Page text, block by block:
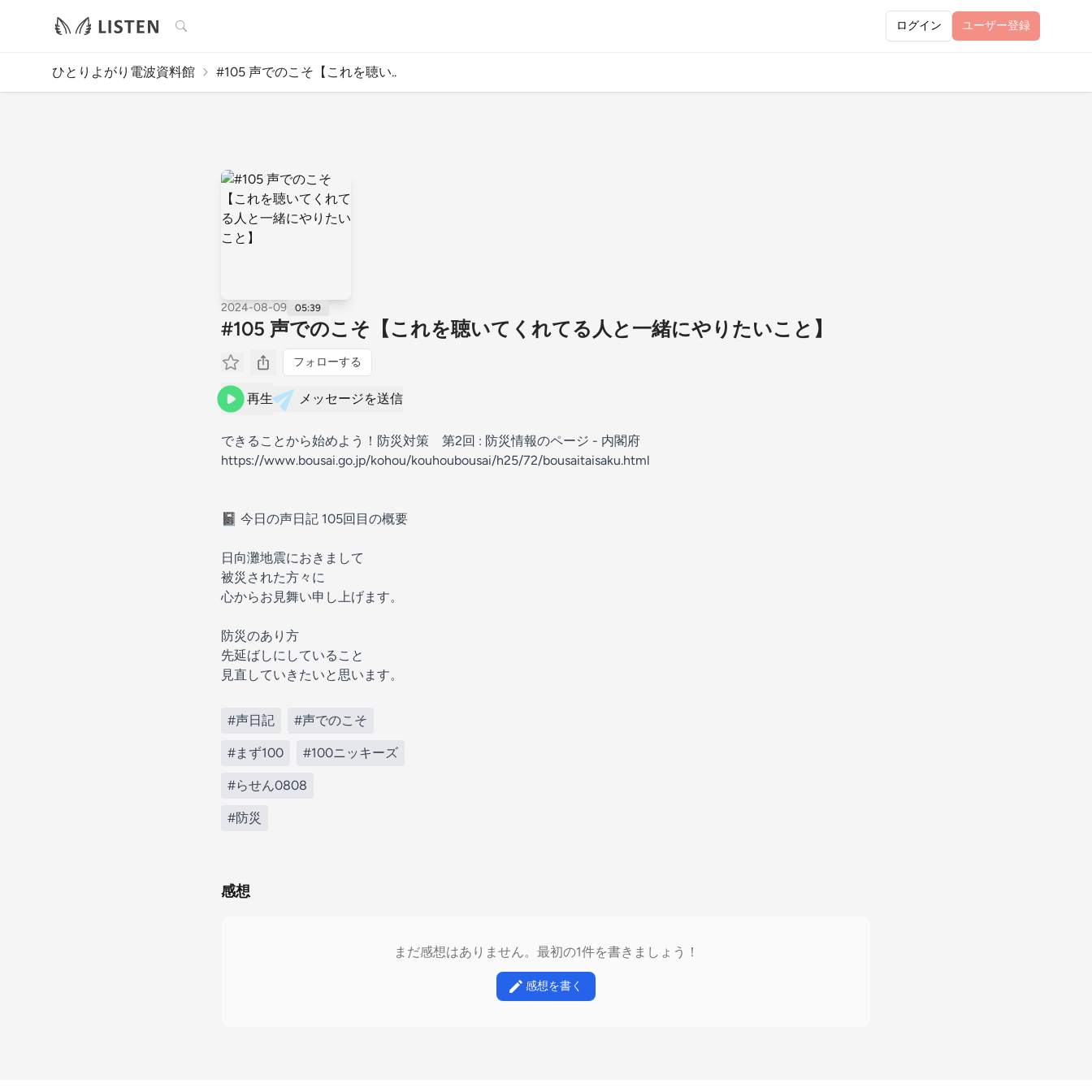
検索 ログイン ユーザー登録
ひとりよがり電波資料館 #105 声でのこそ【これを聴い..
2024-08-09 05:39
#105 声でのこそ【これを聴いてくれてる人と一緒にやりたいこと】
フォローする
再生 メッセージを送信
できることから始めよう！防災対策 第2回 : 防災情報のページ - 内閣府
https://www.bousai.go.jp/kohou/kouhoubousai/h25/72/bousaitaisaku.html
📓 今日の声日記 105回目の概要
日向灘地震におきまして
被災された方々に
心からお見舞い申し上げます。
防災のあり方
先延ばしにしていること
見直していきたいと思います。
#声日記 #声でのこそ
#まず100 #100ニッキーズ
#らせん0808
#防災
感想
まだ感想はありません。最初の1件を書きましょう！
感想を書く